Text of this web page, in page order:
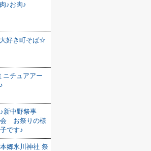
♪お肉♪
好き町そば☆
ニチュアアー
♪新中野祭事
会 お祭りの様
子です♪
郷氷川神社 祭